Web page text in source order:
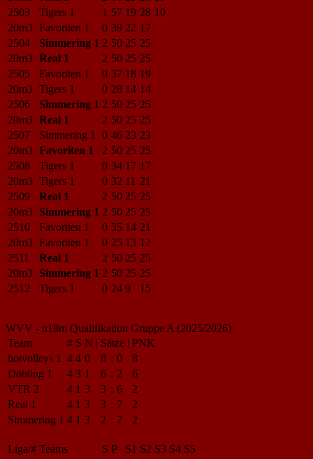
2503
Tigers 1 1 57 19 28 10
20m3 Favoriten 1 0 39 22 17
2504
Simmering 1 2 50 25 25
20m3 Real 1 2 50 25 25
2505
Favoriten 1 0 37 18 19
20m3 Tigers 1 0 28 14 14
2506
Simmering 1 2 50 25 25
20m3 Real 1 2 50 25 25
2507
Simmering 1 0 46 23 23
20m3 Favoriten 1 2 50 25 25
2508
Tigers 1 0 34 17 17
20m3 Tigers 1 0 32 11 21
2509
Real 1 2 50 25 25
20m3 Simmering 1 2 50 25 25
2510
Favoriten 1 0 35 14 21
20m3 Favoriten 1 0 25 13 12
2511
Real 1 2 50 25 25
20m3 Simmering 1 2 50 25 25
2512
Tigers 1 0 24 9 15
WVV - u18m Qualifikation Gruppe A (2025/2026)
Team
# S N | Sätze | PNK
hotvolleys 1
4 4 0 8 : 0
8
Döbling 1
4 3 1 6 : 2
6
VTR 2
4 1 3 3 : 6
2
Real 1
4 1 3 3 : 7
2
Simmering 1 4 1 3 2 : 7 2
Liga/# Teams S P S1 S2 S3 S4 S5